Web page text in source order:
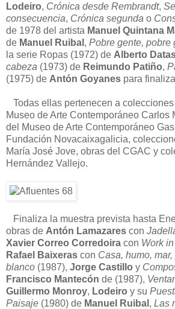
Lodeiro, Crónica desde Rembrandt,
consecuencia, Crónica segunda o
de 1978 del artista Manuel Quintana
de Manuel Ruibal , Pobre gente, pobre
la serie Ropas (1972) de Alberto
cabeza (1973) de Reimundo Patiño,
(1975) de Antón Goyanes para
Todas ellas pertenecen a colecciones
Museo de Arte Contemporáneo Carlos
del Museo de Arte Contemporáneo
Fundación Novacaixagalicia,
María José Jove, obras del CGAC y
Hernández Vallejo.
Finaliza la muestra prevista hasta
obras de Antón Lamazares con
Xavier Correo Corredoira con Work
Rafael Baixeras con Casa, humo,
blanco (1987), Jorge Castillo y
Francisco Mantecón de (1987),
Guillermo Monroy, Lodeiro y su
Paisaje (1980) de Manuel Ruibal , Las